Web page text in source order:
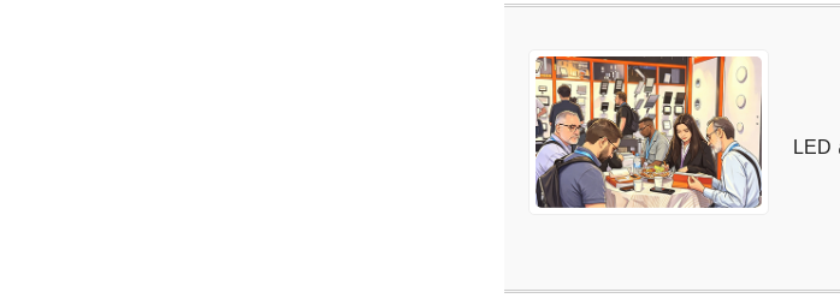
قدمت شركة ليبر الألمانية (Liper Lighting)، بصفتها شركة رائدة في صناعة إضاءة LED